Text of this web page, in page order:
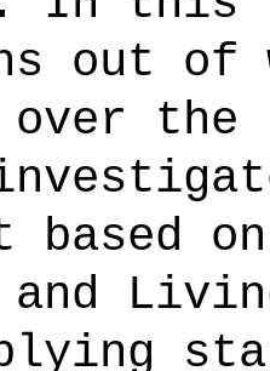
out of
the
based
and